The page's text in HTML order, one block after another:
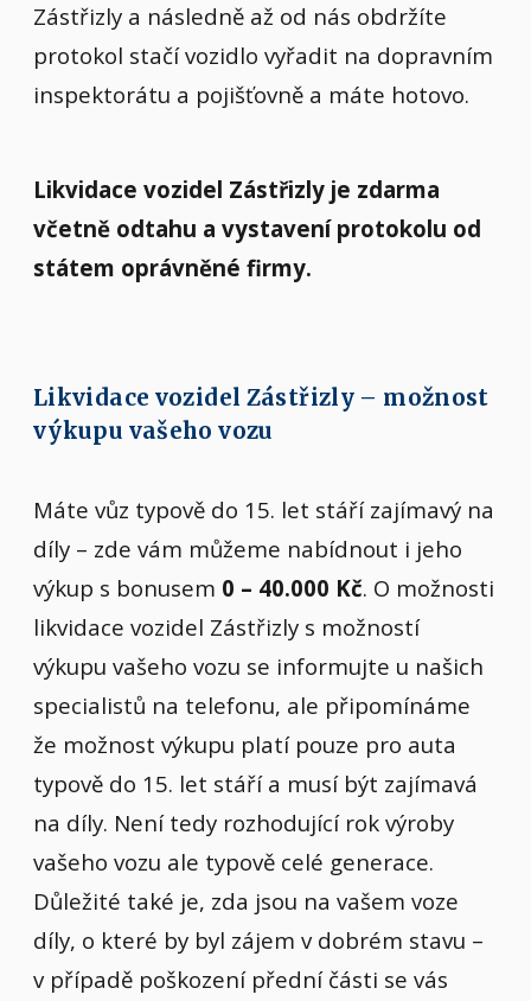
Zástřizly a následně až od nás obdržíte
protokol stačí vozidlo vyřadit na dopravním
inspektorátu a pojišťovně a máte hotovo.
Likvidace vozidel Zástřizly je zdarma
včetně odtahu a vystavení protokolu od
státem oprávněné firmy.
Likvidace vozidel Zástřizly – možnost
výkupu vašeho vozu
Máte vůz typově do 15. let stáří zajímavý na
díly – zde vám můžeme nabídnout i jeho
výkup s bonusem 0 – 40.000 Kč. O možnosti
likvidace vozidel Zástřizly s možností
výkupu vašeho vozu se informujte u našich
specialistů na telefonu, ale připomínáme
že možnost výkupu platí pouze pro auta
typově do 15. let stáří a musí být zajímavá
na díly. Není tedy rozhodující rok výroby
vašeho vozu ale typově celé generace.
Důležité také je, zda jsou na vašem voze
díly, o které by byl zájem v dobrém stavu –
v případě poškození přední části se vás